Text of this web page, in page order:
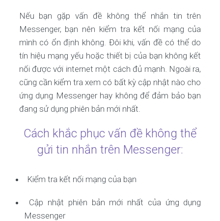
Nếu bạn gặp vấn đề không thể nhắn tin trên
Messenger, bạn nên kiểm tra kết nối mạng của
mình có ổn định không. Đôi khi, vấn đề có thể do
tín hiệu mạng yếu hoặc thiết bị của bạn không kết
nối được với internet một cách đủ mạnh. Ngoài ra,
cũng cần kiểm tra xem có bất kỳ cập nhật nào cho
ứng dụng Messenger hay không để đảm bảo bạn
đang sử dụng phiên bản mới nhất.
Cách khắc phục vấn đề không thể
gửi tin nhắn trên Messenger:
Kiểm tra kết nối mạng của bạn
Cập nhật phiên bản mới nhất của ứng dụng
Messenger